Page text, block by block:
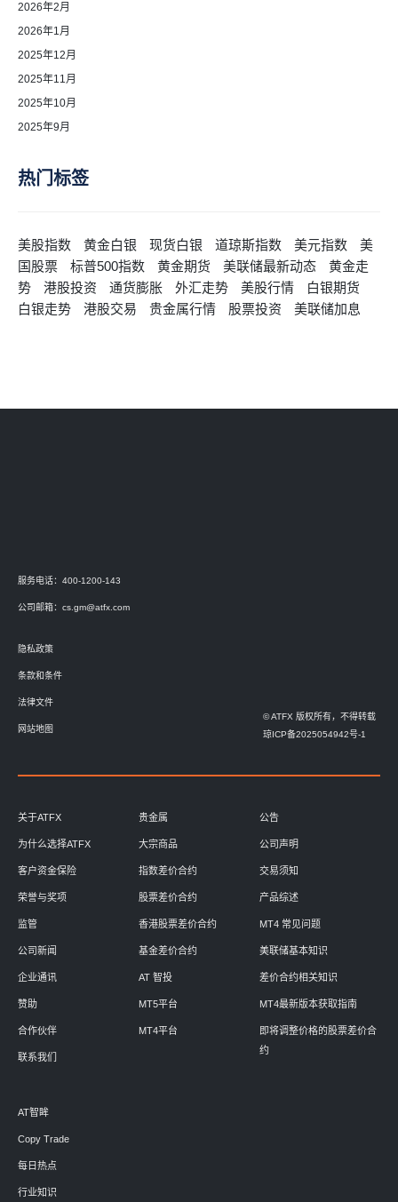
2026年2月
2026年1月
2025年12月
2025年11月
2025年10月
2025年9月
热门标签
美股指数 黄金白银 现货白银 道琼斯指数 美元指数
美
国股票
标普500指数 黄金期货 美联储最新动态
黄金走
势
港股投资 通货膨胀 外汇走势 美股行情
白银期货
白银走势
港股交易 贵金属行情 股票投资 美联储加息
服务电话：400-1200-143
公司邮箱： cs.gm@atfx.com
隐私政策
条款和条件
法律文件
网站地图
© ATFX 版权所有，不得转载
琼ICP备2025054942号-1
关于ATFX
为什么选择ATFX
客户资金保险
荣誉与奖项
监管
公司新闻
企业通讯
赞助
合作伙伴
联系我们
贵金属
大宗商品
指数差价合约
股票差价合约
香港股票差价合约
基金差价合约
AT 智投
MT5平台
MT4平台
公告
公司声明
交易须知
产品综述
MT4 常见问题
美联储基本知识
差价合约相关知识
MT4最新版本获取指南
即将调整价格的股票差价合
约
AT智眸
Copy Trade
每日热点
行业知识